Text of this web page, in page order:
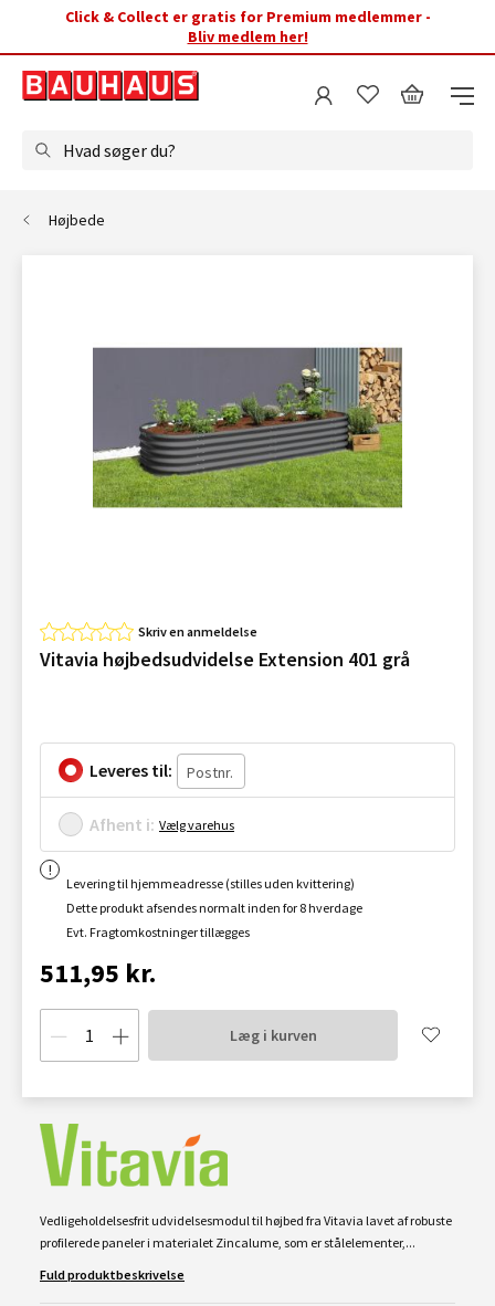
Click & Collect er gratis for Premium medlemmer -
Bliv medlem her!
Hvad søger du?
Højbede
Skriv en anmeldelse
Vitavia højbedsudvidelse Extension 401 grå
Leveres til:
Afhent i: Vælg varehus
Levering til hjemmeadresse (stilles uden kvittering)
Dette produkt afsendes normalt inden for 8 hverdage
Evt. Fragtomkostninger tillægges
511,95 kr.
Læg i kurven
Vedligeholdelsesfrit udvidelsesmodul til højbed fra Vitavia lavet af robuste
profilerede paneler i materialet Zincalume, som er stålelementer,...
Fuld produktbeskrivelse